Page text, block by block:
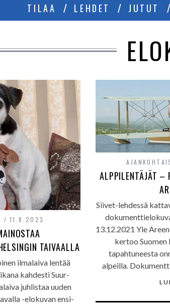
TILAA LEHDET JUTUT
11.8.2023
TAIVAALLA
ilmalaiva lentää
kahdesti Suur-
juhlistaa uuden
-elokuvan ensi-
ALPPILENTÄJÄT –
Siivet-lehdessä
13.12.2021 Yle
kertoo Suomen
tapahtuneesta
alpeilla.